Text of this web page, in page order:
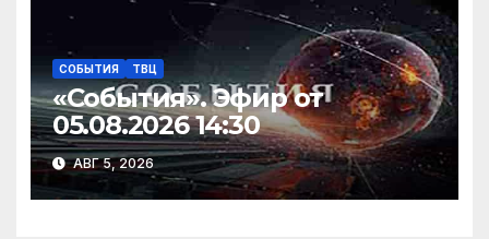
СОБЫТИЯ ТВЦ
«События». Эфир от
05.08.2026 14:30
АВГ 5, 2026